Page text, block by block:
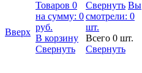
Вверх
Товаров 0
на сумму: 0
руб.
В корзину
Свернуть
Свернуть Вы
смотрели: 0
шт.
Всего 0 шт.
Свернуть